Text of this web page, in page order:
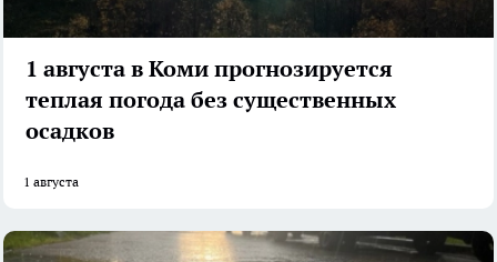
1 августа в Коми прогнозируется
теплая погода без существенных
осадков
1 августа